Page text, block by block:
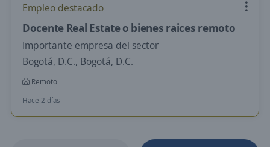
Empleo destacado
Docente Real Estate o bienes raices remoto
Importante empresa del sector
Bogotá, D.C., Bogotá, D.C.
Remoto
Hace 2 días